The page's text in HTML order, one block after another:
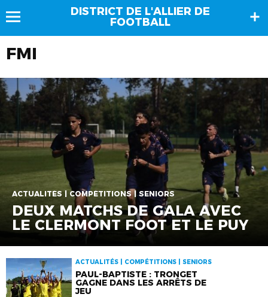
DISTRICT DE L'ALLIER DE
FOOTBALL
FMI
ACTUALITÉS | COMPÉTITIONS | SENIORS
DEUX MATCHS DE GALA AVEC
LE CLERMONT FOOT ET LE PUY
ACTUALITÉS | COMPÉTITIONS | SENIORS
PAUL-BAPTISTE : TRONGET
GAGNE DANS LES ARRÊTS DE
JEU